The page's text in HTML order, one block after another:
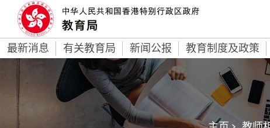
最新消息 有关教育局 新闻公报 教育制度及政策